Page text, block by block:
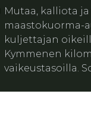
Mutaa, kalliota ja
maastokuorma-
kuljettajan
Kymmenen
vaikeustasoilla.